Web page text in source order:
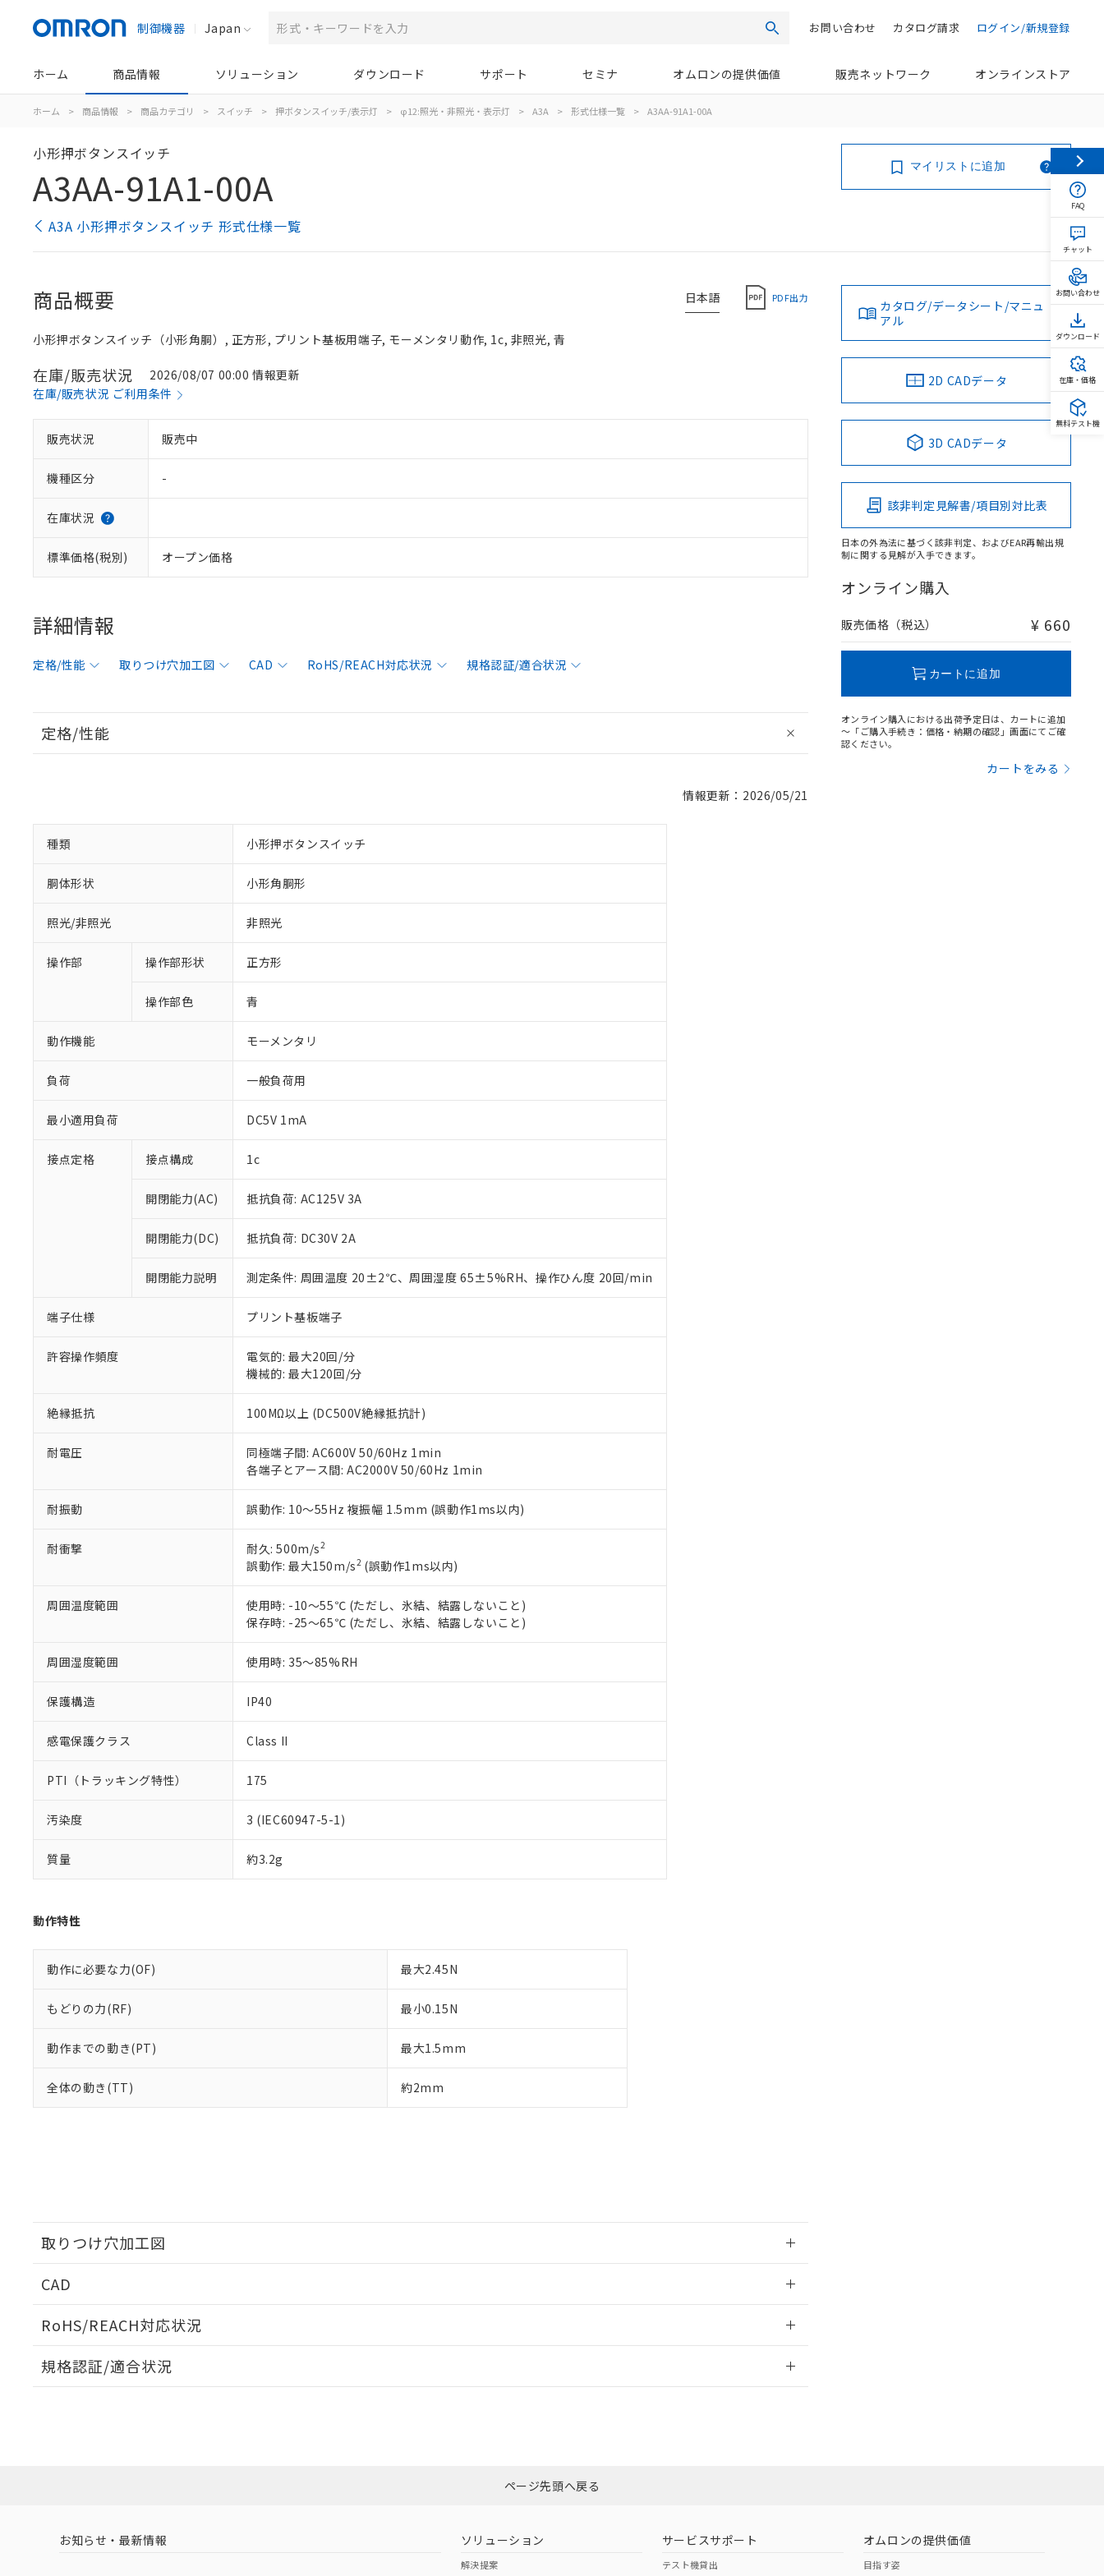
制御機器 Japan 検索 ログイン/新規登録
カタログ請求
お問い合わせ
ホーム 商品情報 ソリューション ダウンロード サポート セミナ オムロンの提供価値 販売ネットワーク オンラインストア
ホーム > 商品情報 > 商品カテゴリ > スイッチ > 押ボタンスイッチ/表示灯 > φ12:照光・非照光・表示灯 > A3A > 形式仕様一覧 > A3AA-91A1-00A
小形押ボタンスイッチ
A3AA-91A1-00A
A3A 小形押ボタンスイッチ 形式仕様一覧
マイリストに追加
日本語 PDF出力
商品概要
小形押ボタンスイッチ（小形角胴）, 正方形, プリント基板用端子, モーメンタリ動作, 1c, 非照光, 青
在庫/販売状況
2026/08/07 00:00 情報更新
在庫/販売状況 ご利用条件
販売状況 販売中
機種区分 -
在庫状況
標準価格(税別) オープン価格
詳細情報
定格/性能 取りつけ穴加工図 CAD RoHS/REACH対応状況 規格認証/適合状況
定格/性能
情報更新：2026/05/21
種類 小形押ボタンスイッチ
胴体形状 小形角胴形
照光/非照光 非照光
操作部 操作部形状 正方形
操作部色 青
動作機能 モーメンタリ
負荷 一般負荷用
最小適用負荷 DC5V 1mA
接点定格 接点構成 1c
開閉能力(AC) 抵抗負荷: AC125V 3A
開閉能力(DC) 抵抗負荷: DC30V 2A
開閉能力説明 測定条件: 周囲温度 20±2℃、周囲湿度 65±5%RH、操作ひん度 20回/min
端子仕様 プリント基板端子
許容操作頻度
電気的: 最大20回/分
機械的: 最大120回/分
絶縁抵抗 100MΩ以上 (DC500V絶縁抵抗計)
耐電圧
同極端子間: AC600V 50/60Hz 1min
各端子とアース間: AC2000V 50/60Hz 1min
耐振動 誤動作: 10～55Hz 複振幅 1.5mm (誤動作1ms以内)
耐衝撃 耐久: 500m/s2
誤動作: 最大150m/s2(誤動作1ms以内)
周囲温度範囲
使用時: -10～55℃ (ただし、氷結、結露しないこと)
保存時: -25～65℃ (ただし、氷結、結露しないこと)
周囲湿度範囲 使用時: 35～85%RH
保護構造 IP40
感電保護クラス Class II
PTI（トラッキング特性） 175
汚染度 3 (IEC60947-5-1)
質量 約3.2g
動作特性
動作に必要な力(OF) 最大2.45N
もどりの力(RF) 最小0.15N
動作までの動き(PT) 最大1.5mm
全体の動き(TT) 約2mm
取りつけ穴加工図
CAD
RoHS/REACH対応状況
EU RoHS 注意事項・凡例
ダウンロードはこちら
中国 RoHS 注意事項・凡例
規格認証/適合状況
カタログ/データシート/マニュ
アル
2D CADデータ
3D CADデータ
該非判定見解書/項目別対比表
日本の外為法に基づく該非判定、およびEAR再輸出規
制に関する見解が入手できます。
オンライン購入
販売価格（税込） ¥ 660
カートに追加
オンライン購入における出荷予定日は、カートに追加
～「ご購入手続き：価格・納期の確認」画面にてご確
認ください。
カートをみる
ご利用条件
以下の条件をお読みいただき、同意のうえご利用ください。
本サービスは、当社制御機器事業取扱商品の当社在庫状況および標準価格(税抜)を提供させていただ
くものです。
当社制御機器事業取扱商品の中には、本サービスの対象外となる商品もあることをご了承ください。
在庫状況および標準価格照会結果は、記載している更新日時点での社内データに基づき作成されるも
のであり、閲覧された時点での実際の在庫および標準価格とは異なる場合があることをご了承くださ
当社販売員にご相談ください。
オムロン制御機器販売店や当社販売拠点は「販売ネットワーク
」をご確認ください。
在庫状況および標準価格結果を当社の事前の承諾なく第三者に漏洩または開示しないようお願いしま
す。
マイパーツ機能（部品リスト作成サービス）をご利用いただくには、I-Webメンバーズにご登録され
ている必要があります。
お客様が当ウェブサイト上で当社にご登録された部品リストについて、当社および当社の共同利用者
さい。
※当社の共同利用者とは、
※1 対応状況
対応済み：EU RoHS指令（10物質）の非含有に対応した製品が提供可能な商品です。
対応予定：EU RoHS指令（10物質）の非含有に対応した製品に切り替える予定のある商品です。
調査・確認中：EU RoHS指令（10物質）の非含有の対応状況を調査中または確認中の商品です。
非該当品：ライセンス料など無形物で、有害物質有無と関係のない商品です。
があります。
*EU RoHS指令（10物質）：
鉛(Pb) 1000ppm以下、 水銀(Hg) 1000ppm以下、 カドミウム(Cd) 100ppm以下、
六価クロム(Cr(Ⅵ)) 1000ppm以下、ポリ臭化ビフェニル類(PBB) 1000ppm以下、ポリ臭化ジフェニルエーテル類(PBDE) 1000ppm以下、
フタル酸ビス(2-エチルヘキシル) (DEHP)(別名：DOP) 1000ppm以下、フタル酸ブチルベンジル（BBP） 1000ppm以下、フタル酸ジブチ
ル（DBP） 1000ppm以下、フタル酸ジイソブチル (DIBP) 1000ppm以下
但し、RoHS指令で産業用監視および制御機器に対する適用除外項目は除く。
フタル酸エステル類の４物質については閾値を超える意図的な使用がないことを確認しています。
※2 対応予定月
部品在庫の切り替え状況などにより、予定月が前後することがあります。
※3 非含有証明書ダウンロード
下記の非含有証明書をダウンロードすることができます。
51物質の非含有証明書（当社基準）
※本証明書は発行日時点で非含有を証明するもので、過去に遡って非含有を証明するものではありません。
また、RoHS指令のフタル酸エステル類４物質の対応では、対応完了までの期間は出荷製品に未対応品が
混在することから備考欄に対応日を記載しておりました。
既に当社にて対応品への在庫切替を完了していることから、特段のことがない限り、2022年1月12日よ
※1 中国RoHS○×表
「○」：最大均質材料含有率が中国RoHSの基準値以下であることを示します。
「×」：最大均質材料含有率が中国RoHSの基準値を超えていることを示します。
「－」：未確認です。当社販売部門へお問い合わせください。
Pb(鉛) :1000ppm、 Hg(水銀) : 1000ppm、 Cd(カドミウム) : 100ppm、
Cr(Ⅵ)(六価クロム) : 1000ppm、 PBBs(ポリ臭化ビフェニル類) : 1000ppm、 PBDEs(ポリ臭化ジフェニルエーテル類) : 1000ppm、
DBP(フタル酸ジブチル) : 1000ppm、 DIBP(フタル酸ジイソブチル) : 1000ppm、 BBP(フタル酸ブチルベンジル) : 1000ppm、
DEHP(フタル酸ビス(2-エチルヘキシル)) : 1000ppm
※2 環境保護使用期限
「ｅ」：有害物質（10物質）のすべてが基準値以下であることを示します。
「10」：通常の使用状況下において有害物質が外部に漏えいし、環境に深刻な影響を及ぼさない年数を意
味します。
「－」：未確認です。当社販売部門へお問い合わせください。
当社は、これら貴社製品のうち、外国為替および外国貿易法に定める商品（以下｢規制貨物等」とい
う）を輸出または国外への提供する場合は、日本国政府の輸出許可(または役務取引許可)を取得する
などの必要な手続きをとります。
当社は規制貨物を破棄する場合は、完全に破砕するなど、違法に輸出されないよう必要な手段を講じ
ます。
置等に一切使用いたしません。
当社は、貴社製品を第三者に販売する場合は、上記1、2および3の内容を当該第三者に通知します。
また当社は、販売先および販売に係わる関係者が違法に輸出するおそれがある場合は、取り引きをい
たしません。
合意する キャンセル
記
号
説明
○ 一定数以上の在庫あり
△ 一定数には満たないが在庫あり
－
在庫なし(最新の在庫状況については、お客様のお取引先、またはお客様担当のオムロン制御
機器販売店・当社販売員にご確認ください)
空
白
受注生産機種、また在庫状況の情報を公開していない機種
ページ先頭へ戻る
お知らせ・最新情報 ソリューション
解決提案
サービスサポート
テスト機貸出
オムロンの提供価値
目指す姿
FAQ
チャット
お問い合わせ
ダウンロード
在庫・価格
無料テスト機